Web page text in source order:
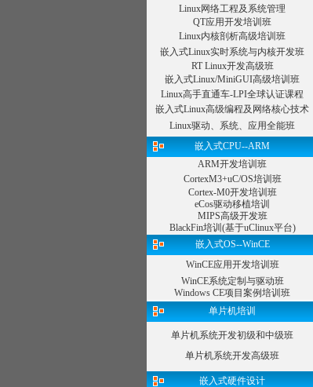
Linux网络工程及系统管理
QT应用开发培训班
Linux内核剖析高级培训班
嵌入式Linux实时系统与内核开发班
RT Linux开发高级班
嵌入式Linux/MiniGUI高级培训班
Linux高手直通车-LPI全球认证课程
嵌入式Linux高级编程及网络核心技术
Linux驱动、系统、应用全能班
嵌入式CPU--ARM
ARM开发培训班
CortexM3+uC/OS培训班
Cortex-M0开发培训班
eCos驱动移植培训
MIPS高级开发班
BlackFin培训(基于uClinux平台)
嵌入式OS--WinCE
WinCE应用开发培训班
WinCE系统定制与驱动班
Windows CE项目案例培训班
单片机培训
单片机系统开发初级和中级班
单片机系统开发高级班
嵌入式硬件设计